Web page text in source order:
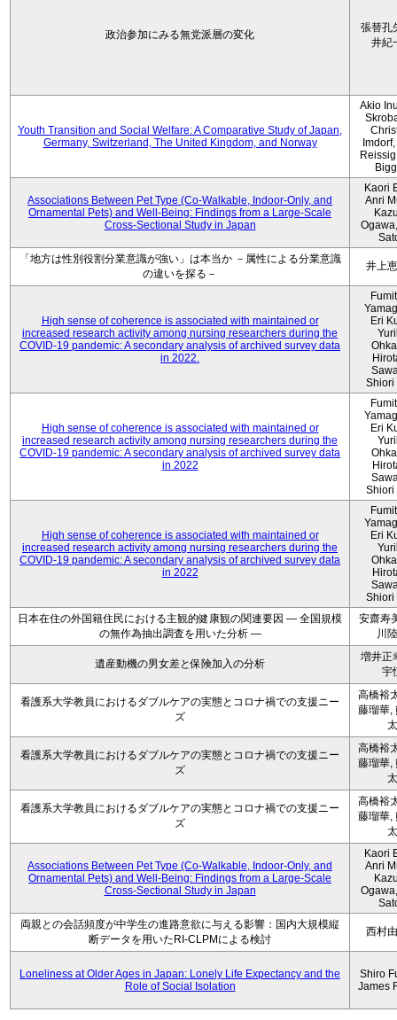
政治参加にみる無党派層の変化
張替孔
井紀
Youth Transition and Social Welfare: A Comparative Study of Japan,
Germany, Switzerland, The United Kingdom, and Norway
Akio
Associations Between Pet Type (Co-Walkable, Indoor-Only, and
Ornamental Pets) and Well-Being: Findings from a Large-Scale
Cross-Sectional Study in Japan
Kaori
Anri
「地方は性別役割分業意識が強い」は本当か －属性による分業意識
の違いを探る－
井上
High sense of coherence is associated with maintained or
increased research activity among nursing researchers during the
COVID-19 pandemic: A secondary analysis of archived survey data
in 2022.
Eri
Shiori
High sense of coherence is associated with maintained or
increased research activity among nursing researchers during the
COVID-19 pandemic: A secondary analysis of archived survey data
in 2022
Eri
Shiori
High sense of coherence is associated with maintained or
increased research activity among nursing researchers during the
COVID-19 pandemic: A secondary analysis of archived survey data
in 2022
Eri
Shiori
日本在住の外国籍住民における主観的健康観の関連要因 ― 全国規模
の無作為抽出調査を用いた分析 ―
安齋寿
川
遺産動機の男女差と保険加入の分析
増井正
宇
看護系大学教員におけるダブルケアの実態とコロナ禍での支援ニー
ズ
高橋裕
藤瑠華,
太
看護系大学教員におけるダブルケアの実態とコロナ禍での支援ニー
ズ
高橋裕
藤瑠華,
太
看護系大学教員におけるダブルケアの実態とコロナ禍での支援ニー
ズ
高橋裕
藤瑠華,
太
Associations Between Pet Type (Co-Walkable, Indoor-Only, and
Ornamental Pets) and Well-Being: Findings from a Large-Scale
Cross-Sectional Study in Japan
Kaori
Anri
両親との会話頻度が中学生の進路意欲に与える影響：国内大規模縦
断データを用いたRI-CLPMによる検討
西村
Loneliness at Older Ages in Japan: Lonely Life Expectancy and the
Role of Social Isolation
Shiro
James